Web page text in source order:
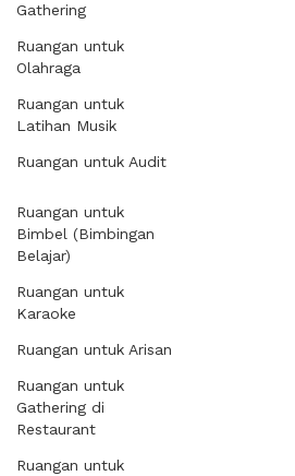
Gathering
Ruangan untuk
Olahraga
Ruangan untuk
Latihan Musik
Ruangan untuk Audit
Ruangan untuk
Bimbel (Bimbingan
Belajar)
Ruangan untuk
Karaoke
Ruangan untuk Arisan
Ruangan untuk
Gathering di
Restaurant
Ruangan untuk